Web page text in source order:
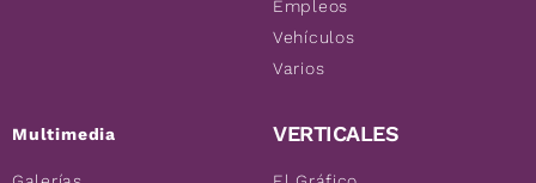
Multimedia
Empleos
Vehículos
Varios
VERTICALES